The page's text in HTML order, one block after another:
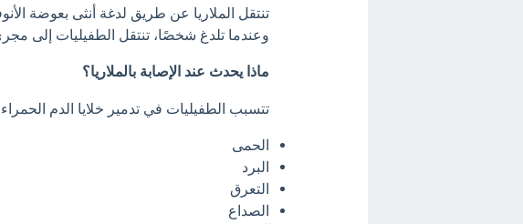
تنتقل الملاريا عن طريق لدغة أنثى بعوضة
وعندما تلدغ شخصًا، تنتقل الطفيليات إلى
ماذا يحدث عند الإصابة بالملاريا؟
تتسبب الطفيليات في تدمير خلايا الدم
الحمى
البرد
التعرق
الصداع